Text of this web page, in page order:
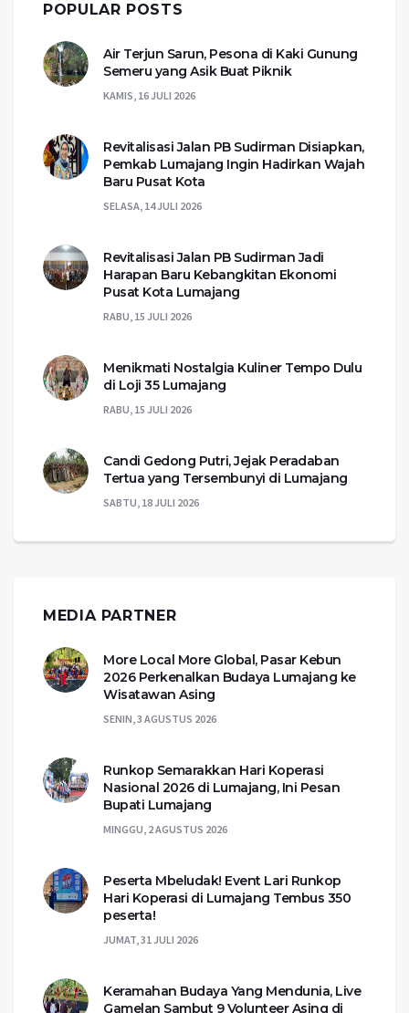
POPULAR POSTS
Air Terjun Sarun, Pesona di Kaki Gunung
Semeru yang Asik Buat Piknik
KAMIS, 16 JULI 2026
Revitalisasi Jalan PB Sudirman Disiapkan,
Pemkab Lumajang Ingin Hadirkan Wajah
Baru Pusat Kota
SELASA, 14 JULI 2026
Revitalisasi Jalan PB Sudirman Jadi
Harapan Baru Kebangkitan Ekonomi
Pusat Kota Lumajang
RABU, 15 JULI 2026
Menikmati Nostalgia Kuliner Tempo Dulu
di Loji 35 Lumajang
RABU, 15 JULI 2026
Candi Gedong Putri, Jejak Peradaban
Tertua yang Tersembunyi di Lumajang
SABTU, 18 JULI 2026
MEDIA PARTNER
More Local More Global, Pasar Kebun
2026 Perkenalkan Budaya Lumajang ke
Wisatawan Asing
SENIN, 3 AGUSTUS 2026
Runkop Semarakkan Hari Koperasi
Nasional 2026 di Lumajang, Ini Pesan
Bupati Lumajang
MINGGU, 2 AGUSTUS 2026
Peserta Mbeludak! Event Lari Runkop
Hari Koperasi di Lumajang Tembus 350
peserta!
JUMAT, 31 JULI 2026
Keramahan Budaya Yang Mendunia, Live
Gamelan Sambut 9 Volunteer Asing di